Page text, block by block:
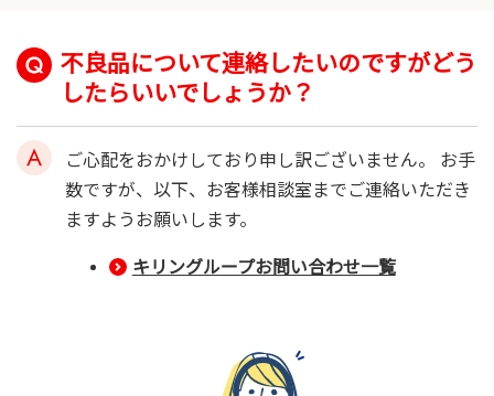
不良品について連絡したいのですがどう
したらいいでしょうか？
ご心配をおかけしており申し訳ございません。 お手
数ですが、以下、お客様相談室までご連絡いただき
ますようお願いします。
キリングループお問い合わせ一覧